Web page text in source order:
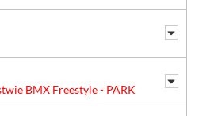
BMX Freestyle - PARK